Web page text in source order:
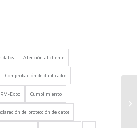
datos Atención al cliente
Comprobación de duplicados
Expo Cumplimiento
de protección de datos